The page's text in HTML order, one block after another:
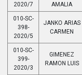
2020/7
AMALIA
010-SC-
398-
2020/5
JANKO ARIAS
CARMEN
010-SC-
399-
2020/3
GIMENEZ
RAMON LUIS